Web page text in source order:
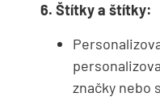
6. Štítky a štítky:
značky nebo